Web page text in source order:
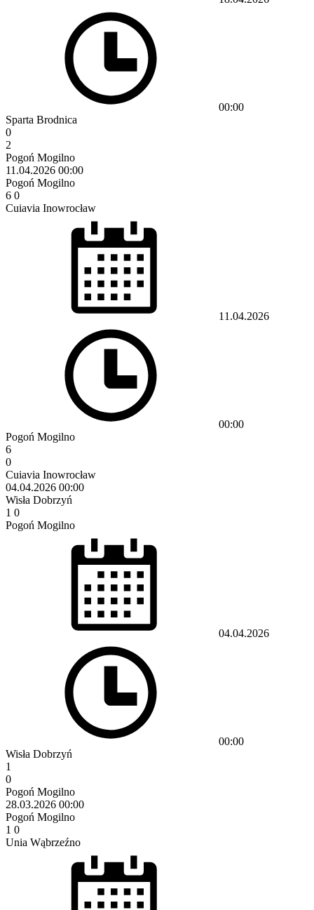
00:00
Sparta Brodnica
0
2
Pogoń Mogilno
11.04.2026 00:00
Pogoń Mogilno
6 0
Cuiavia Inowrocław
11.04.2026
00:00
Pogoń Mogilno
6
0
Cuiavia Inowrocław
04.04.2026 00:00
Wisła Dobrzyń
1 0
Pogoń Mogilno
04.04.2026
00:00
Wisła Dobrzyń
1
0
Pogoń Mogilno
28.03.2026 00:00
Pogoń Mogilno
1 0
Unia Wąbrzeźno